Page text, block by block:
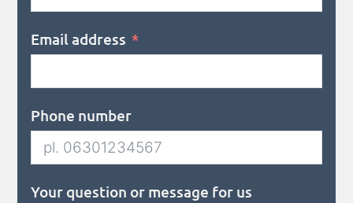
Email address
Phone number
Your question or message for us